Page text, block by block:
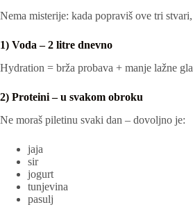
Nema misterije: kada popraviš ove tri
1) Voda – 2 litre dnevno
Hydration = brža probava + manje lažne
2) Proteini – u svakom obroku
Ne moraš piletinu svaki dan – dovoljno je:
jaja
sir
jogurt
tunjevina
pasulj